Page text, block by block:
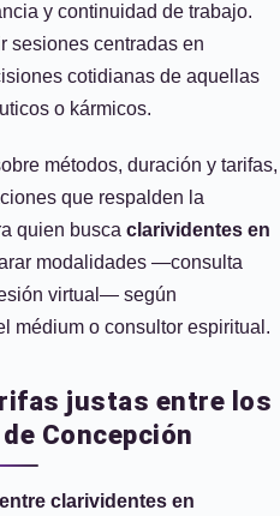
y continuidad de trabajo.
sesiones centradas en
cotidianas de aquellas
o kármicos.
métodos, duración y tarifas,
que respalden la
quien busca clarividentes en
modalidades —consulta
virtual— según
médium o consultor espiritual.
justas entre los
Concepción
clarividentes en